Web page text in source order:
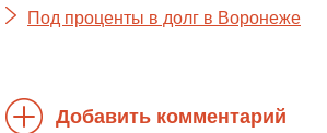
Под проценты в долг в Воронеже
Добавить комментарий